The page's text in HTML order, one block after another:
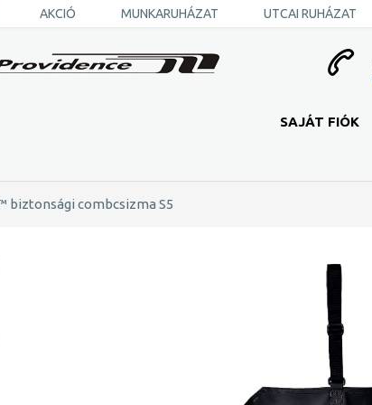
SAJÁT FIÓK
AKCIÓ MUNKARUHÁZAT UTCAI RUHÁZAT
biztonsági combcsizma S5